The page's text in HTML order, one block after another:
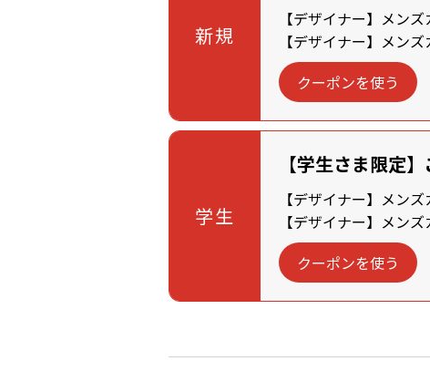
新規
【デザイナー】メン
【デザイナー】メン
クーポンを使う
学生
【学生さま限定
【デザイナー】メン
【デザイナー】メン
クーポンを使う